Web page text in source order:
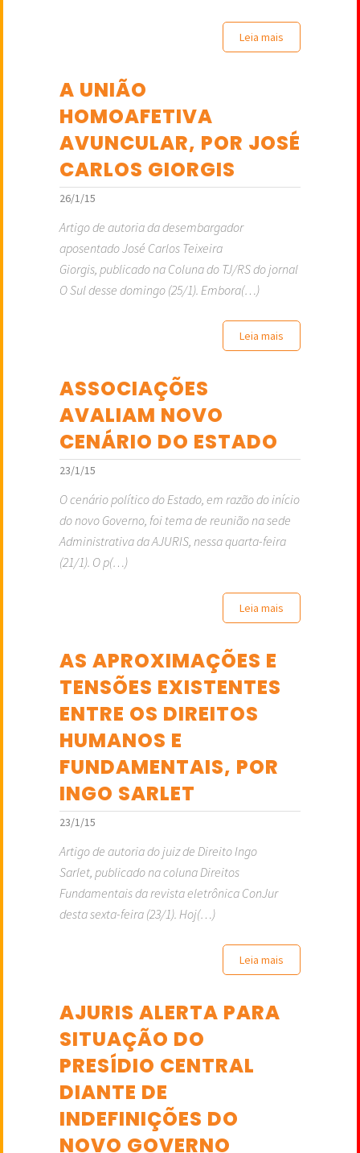
Leia mais
A UNIÃO
HOMOAFETIVA
AVUNCULAR, POR JOSÉ
CARLOS GIORGIS
26/1/15
Artigo de autoria da desembargador
aposentado José Carlos Teixeira
Giorgis, publicado na Coluna do TJ/RS do jornal
O Sul desse domingo (25/1). Embora(…)
Leia mais
ASSOCIAÇÕES
AVALIAM NOVO
CENÁRIO DO ESTADO
23/1/15
O cenário político do Estado, em razão do início
do novo Governo, foi tema de reunião na sede
Administrativa da AJURIS, nessa quarta-feira
(21/1). O p(…)
Leia mais
AS APROXIMAÇÕES E
TENSÕES EXISTENTES
ENTRE OS DIREITOS
HUMANOS E
FUNDAMENTAIS, POR
INGO SARLET
23/1/15
Artigo de autoria do juiz de Direito Ingo
Sarlet, publicado na coluna Direitos
Fundamentais da revista eletrônica ConJur
desta sexta-feira (23/1). Hoj(…)
Leia mais
AJURIS ALERTA PARA
SITUAÇÃO DO
PRESÍDIO CENTRAL
DIANTE DE
INDEFINIÇÕES DO
NOVO GOVERNO